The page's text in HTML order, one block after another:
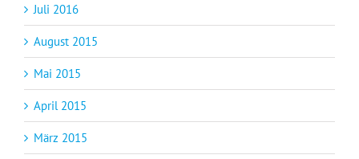
Juli 2016
August 2015
Mai 2015
April 2015
März 2015